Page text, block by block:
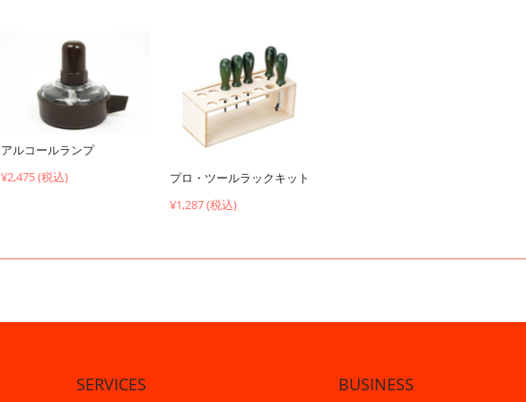
アルコールランプ
¥2,475 (税込)
プロ・ツールラックキット
¥1,287 (税込)
SERVICES BUSINESS